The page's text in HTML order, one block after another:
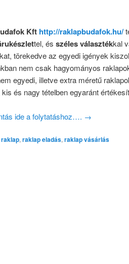
Kft http://raklapbudafok.hu/
tel, ésszéles választékkal
törekedve az egyedi igények
nem csak hagyományos
egyedi, illetve extra méretű
és nagy tételben egyaránt
ide a folytatáshoz…. →
raklap, raklap eladás, raklap vásárlás